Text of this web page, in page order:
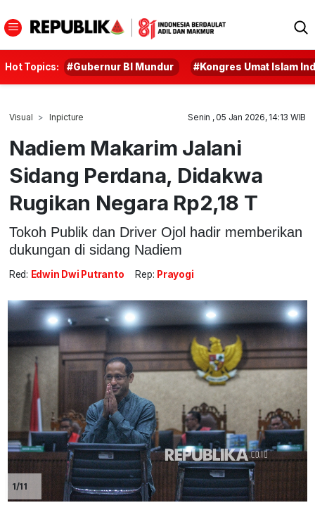
Hot Topics: #Gubernur BI Mundur #Kongres Umat Islam
Visual Inpicture Senin , 05 Jan 2026, 14:13 WIB
Nadiem Makarim Jalani
Sidang Perdana, Didakwa
Rugikan Negara Rp2,18 T
Tokoh Publik dan Driver Ojol hadir memberikan
dukungan di sidang Nadiem
Red: Edwin Dwi Putranto Rep: Prayogi
1/11